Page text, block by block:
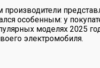
особенным: у
моделях 2025
электромобиля.